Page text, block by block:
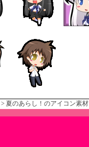
> 夏のあらし！のアイコン素材